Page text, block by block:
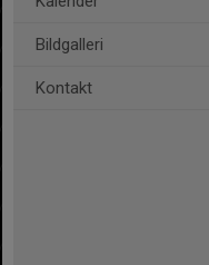
Bildgalleri
Kontakt